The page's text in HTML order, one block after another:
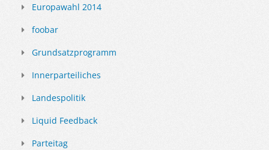
Europawahl 2014
foobar
Grundsatzprogramm
Innerparteiliches
Landespolitik
Liquid Feedback
Parteitag